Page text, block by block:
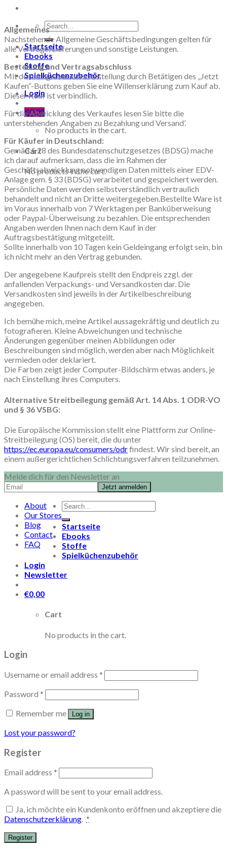
Search
for:
Startseite
Ebooks
Stoffe
Spielküchenzubehör
Login
€0,00
No products in the cart.
Cart
No products in the cart.
Allgemeines
Nachstehende Allgemeine Geschäftsbedingungen gelten für
alle Verträge, Lieferungen und sonstige Leistungen.
Bestellung und Vertragsabschluss
Mit dem Abgeben einer Bestellung durch Betätigen des „Jetzt
Kaufen“-Buttons geben Sie eine Willenserklärung zum Kauf ab.
Dieser Kauf ist verbindlich.
Für die Abwicklung des Verkaufes lesen Sie bitte die
unterstehenden ‚Angaben zu Bezahlung und Versand’.
Für Käufer in Deutschland:
Gemäß § 28 des Bundesdatenschutzgesetzes (BDSG) mache
ich darauf aufmerksam, dass die im Rahmen der
Geschäftsabwicklung notwendigen Daten mittels einer EDV-
Anlage gem. § 33 (BDSG) verarbeitet und gespeichert werden.
Persönliche Daten werden selbstverständlich vertraulich
behandelt und nicht an Dritte weitergegeben.Bestellte Ware ist
im Voraus innerhalb von 7 Werktagen per Banküberweisung
oder Paypal-Überweisung zu bezahlen. Die entsprechenden
Angaben werden Ihnen nach dem Kauf in der
Auftragsbestätigung mitgeteilt.
Sollte innerhalb von 10 Tagen kein Geldeingang erfolgt sein, bin
ich nicht mehr an den Vertrag gebunden.
Der angegebene Kaufpreis stellt den Endpreis zzgl. der
anfallenden Verpackungs- und Versandkosten dar. Die
Versandkosten sind jeweils in der Artikelbeschreibung
angegeben.
Ich bemühe mich, meine Artikel aussagekräftig und deutlich zu
fotografieren. Kleine Abweichungen und technische
Änderungen gegenüber meinen Abbildungen oder
Beschreibungen sind möglich, werden aber nach Möglichkeit
vermieden oder deklariert.
Die Farben zeigt jeder Computer-Bildschirm etwas anders, je
nach Einstellung ihres Computers.
Alternative Streitbeilegung gemäß Art. 14 Abs. 1 ODR-VO
und § 36 VSBG:
Die Europäische Kommission stellt eine Plattform zur Online-
Streitbeilegung (OS) bereit, die du unter
https://ec.europa.eu/consumers/odrfindest. Wir sind bereit, an
einem außergerichtlichen Schlichtungsverfahren teilzunehmen.
Melde dich für den Newsletter an
About
Our Stores
Blog
Contact
FAQ
Search
for:
Startseite
Ebooks
Stoffe
Spielküchenzubehör
Login
Newsletter
€0,00
Cart
No products in the cart.
Login
Username or email address *
Password *
Remember me
Log in
Lost your password?
Register
Email address *
A password will be sent to your email address.
Ja, ich möchte ein Kundenkonto eröffnen und akzeptiere die
Datenschutzerklärung. *
Register